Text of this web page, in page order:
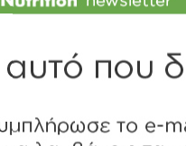
που παρέχουν απαραίτητες
ολικής άλεσης,
τα κρημ κράκερς
ενώ μπορούν να